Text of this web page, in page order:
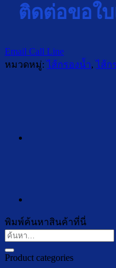
ติดต่อขอใ
Email Call Line
หมวดหมู่:ไส้กรองน้ำ,ไส้ก
พิมพ์ค้นหาสินค้าที่นี่
ค้นหา:
Product categories